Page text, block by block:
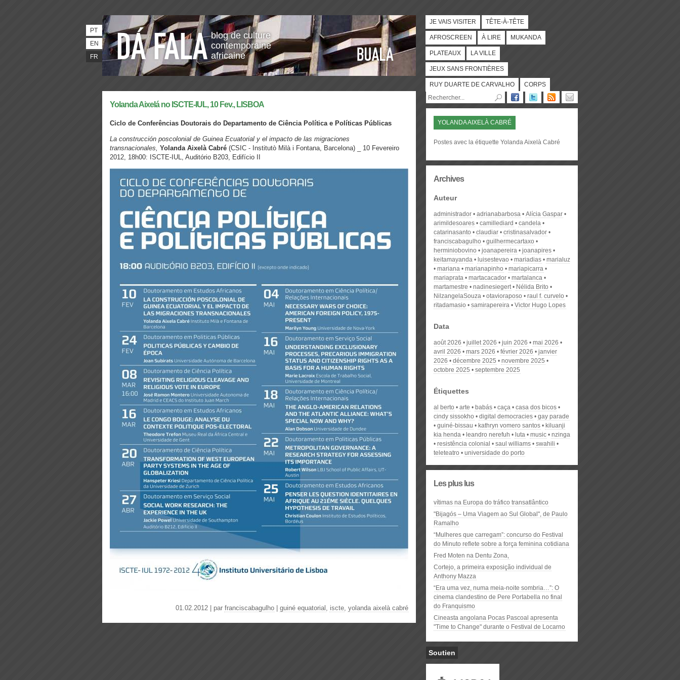
blog de culture
contemporaine
africaine
PT
EN
FR
JE VAIS VISITER TÊTE-À-TÊTE
AFROSCREEN À LIRE MUKANDA
PLATEAUX LA VILLE
JEUX SANS FRONTIÈRES
RUY DUARTE DE CARVALHO CORPS
Yolanda Aixelá no ISCTE-IUL, 10 Fev., LISBOA
Ciclo de Conferências Doutorais do Departamento de Ciência Política e Políticas Públicas
La construcción poscolonial de Guinea Ecuatorial y el impacto de las migraciones
transnacionales, Yolanda Aixelà Cabré (CSIC - Institutò Milà i Fontana, Barcelona) _ 10 Fevereiro
2012, 18h00: ISCTE-IUL, Auditório B203, Edifício II
01.02.2012 | par franciscabagulho guiné equatorial , iscte, yolanda aixelà cabré
YOLANDA AIXELÀ CABRÉ
Postes avec la étiquette Yolanda Aixelà Cabré
Archives
Auteur
administrador adrianabarbosa
Alícia Gaspar
arimildesoares
camillediard
candela
catarinasanto
claudiar
cristinasalvador
franciscabagulho
guilhermecartaxo
herminiobovino
joanapereira
joanapires
keitamayanda
luisestevao mariadias
marialuz
mariana
marianapinho
mariapicarra
mariaprata
martacacador
martalanca
martamestre
nadinesiegert
Nélida Brito
NilzangelaSouza
otavioraposo
raul f. curvelo
ritadamasio
samirapereira Victor Hugo Lopes
Data
août 2026 juillet 2026 juin 2026
mai 2026
avril 2026
mars 2026 février 2026
janvier
2026
décembre 2025
novembre 2025
octobre 2025
septembre 2025
Étiquettes
al berto arte babás caça
casa dos bicos
cindy sissokho
digital democracies
gay parade
guiné-bissau
kathryn vomero santos
kiluanji
kia henda
leandro nerefuh luta music
nzinga
resistência colonial
saul williams
swahili
teleteatro
universidade do porto
Les plus lus
vítimas na Europa do tráfico transatlântico
"Bijagós – Uma Viagem ao Sul Global", de Paulo
Ramalho
“Mulheres que carregam”: concurso do Festival
do Minuto reflete sobre a força feminina cotidiana
Fred Moten na Dentu Zona,
Cortejo, a primeira exposição individual de
Anthony Mazza
“Era uma vez, numa meia-noite sombria…”: O
cinema clandestino de Pere Portabella no final
do Franquismo
Cineasta angolana Pocas Pascoal apresenta
"Time to Change" durante o Festival de Locarno
Soutien